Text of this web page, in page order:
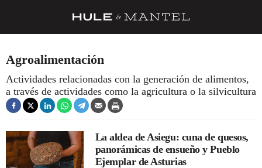
TRUCOS
DESPENSA
BARRAS Y ESTRELLAS
DÓNDE COMER
ÍDOLOS DE MESAS
Agroalimentación
Actividades relacionadas con la generación de alimentos,
a través de actividades como la agricultura o la silvicultura
La aldea de Asiegu: cuna de quesos,
panorámicas de ensueño y Pueblo
Ejemplar de Asturias